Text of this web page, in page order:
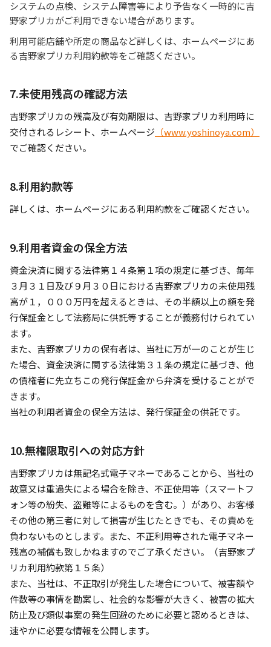
システムの点検、システム障害等により予告なく一時的に吉
野家プリカがご利用できない場合があります。
利用可能店舗や所定の商品など詳しくは、ホームページにあ
る吉野家プリカ利用約款等をご確認ください。
7.未使用残高の確認方法
吉野家プリカの残高及び有効期限は、吉野家プリカ利用時に
交付されるレシート、ホームページ （www.yoshinoya.com）
でご確認ください。
8.利用約款等
詳しくは、ホームページにある利用約款をご確認ください。
9.利用者資金の保全方法
資金決済に関する法律第１４条第１項の規定に基づき、毎年
３月３１日及び９月３０日における吉野家プリカの未使用残
高が１，０００万円を超えるときは、その半額以上の額を発
行保証金として法務局に供託等することが義務付けられてい
ます。
また、吉野家プリカの保有者は、当社に万が一のことが生じ
た場合、資金決済に関する法律第３１条の規定に基づき、他
の債権者に先立ちこの発行保証金から弁済を受けることがで
きます。
当社の利用者資金の保全方法は、発行保証金の供託です。
10.無権限取引への対応方針
吉野家プリカは無記名式電子マネーであることから、当社の
故意又は重過失による場合を除き、不正使用等（スマートフ
ォン等の紛失、盗難等によるものを含む。）があり、お客様
その他の第三者に対して損害が生じたときでも、その責めを
負わないものとします。また、不正利用等された電子マネー
残高の補償も致しかねますのでご了承ください。（吉野家プ
リカ利用約款第１５条）
また、当社は、不正取引が発生した場合について、被害額や
件数等の事情を勘案し、社会的な影響が大きく、被害の拡大
防止及び類似事案の発生回避のために必要と認めるときは、
速やかに必要な情報を公開します。